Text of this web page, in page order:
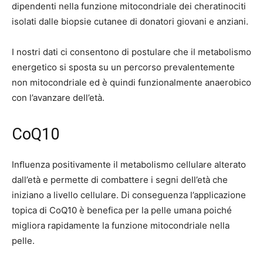
dipendenti nella funzione mitocondriale dei cheratinociti
isolati dalle biopsie cutanee di donatori giovani e anziani.
I nostri dati ci consentono di postulare che il metabolismo
energetico si sposta su un percorso prevalentemente
non mitocondriale ed è quindi funzionalmente anaerobico
con l’avanzare dell’età.
CoQ10
Inﬂuenza positivamente il metabolismo cellulare alterato
dall’età e permette di combattere i segni dell’età che
iniziano a livello cellulare. Di conseguenza l’applicazione
topica di CoQ10 è benefica per la pelle umana poiché
migliora rapidamente la funzione mitocondriale nella
pelle.